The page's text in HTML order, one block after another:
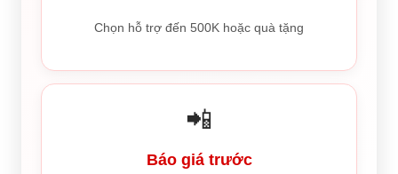
Chọn hỗ trợ đến 500K hoặc quà tặng
📲
Báo giá trước